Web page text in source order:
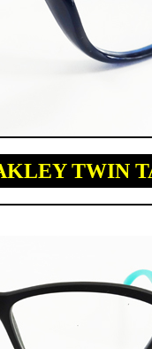
TWIN